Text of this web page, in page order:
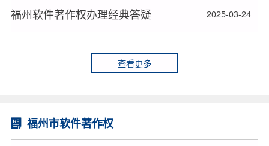
福州软件著作权办理经典答疑 2025-03-24
查看更多
福州市软件著作权